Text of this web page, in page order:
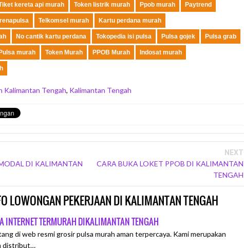
kereta api murah Token listrik murah Ppob murah Paytrend
Telkomsel murah Kartu perdana murah
No cantik kartu perdana Tokopedia isi pulsa Pulsa gojek Pulsa grab
murah Token Murah PPOB Murah Indosat murah
Kalimantan Tengah, Kalimantan Tengah
DI KALIMANTAN
NEXT
CARA BUKA LOKET PPOB DI KALIMANTAN
TENGAH
PEKERJAAN DI KALIMANTAN TENGAH
INTERNET TERMURAH DIKALIMANTAN TENGAH
di web resmi grosir pulsa murah aman terpercaya. Kami merupakan
distribut…